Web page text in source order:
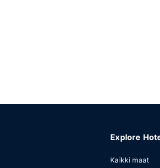
Explore
Kaikki maat